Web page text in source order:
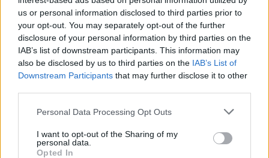
us or personal information disclosed to third parties prior to
your opt-out. You may separately opt-out of the further
disclosure of your personal information by third parties on the
IAB’s list of downstream participants. This information may
also be disclosed by us to third parties on the IAB’s List of
Downstream Participants that may further disclose it to other
Personal Data Processing Opt Outs
I want to opt-out of the Sharing of my
personal data.
Opted In
δικό σας. Ο King…
WHEELS